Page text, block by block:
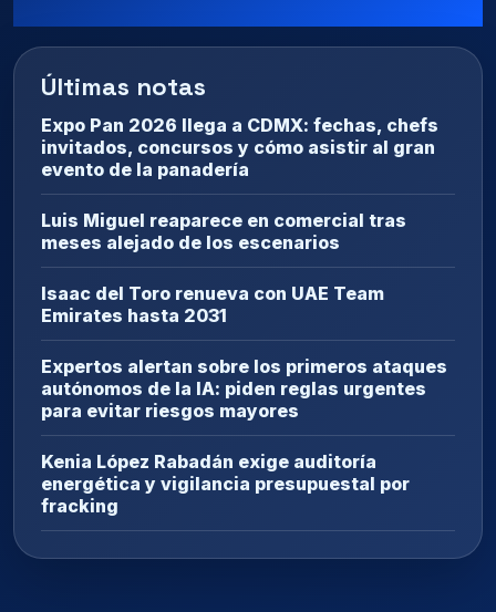
Últimas notas
Expo Pan 2026 llega a CDMX: fechas, chefs
invitados, concursos y cómo asistir al gran
evento de la panadería
Luis Miguel reaparece en comercial tras
meses alejado de los escenarios
Isaac del Toro renueva con UAE Team
Emirates hasta 2031
Expertos alertan sobre los primeros ataques
autónomos de la IA: piden reglas urgentes
para evitar riesgos mayores
Kenia López Rabadán exige auditoría
energética y vigilancia presupuestal por
fracking